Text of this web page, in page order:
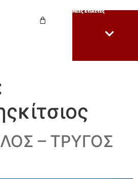
Νέες Ετικέτες
– ΤΡΥΓΟΣ